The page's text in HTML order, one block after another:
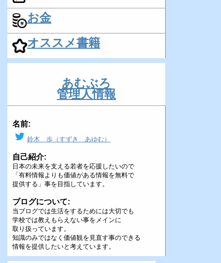
お金
オススメ書籍
あむぶろ
管理人情報
名前:
鈴木 歩（すずき あゆむ）
自己紹介:
日本の未来を支える若者を応援したいので
「有料情報よりも価値がある情報を無料で
提供する」事を目指しています。
ブログについて:
当ブログでは生活をするためには大切でも
学校では教えもらえない事をメインに
取り扱っています。
知識のみではなく価値観を見直す事のできる
情報を提供したいと考えています。